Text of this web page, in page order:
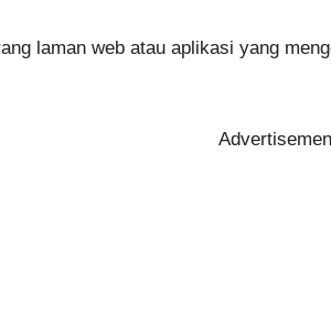
laman web atau aplikasi yang